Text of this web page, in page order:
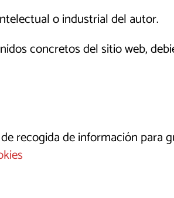
o industrial del autor.
concretos del sitio web,
recogida de información para